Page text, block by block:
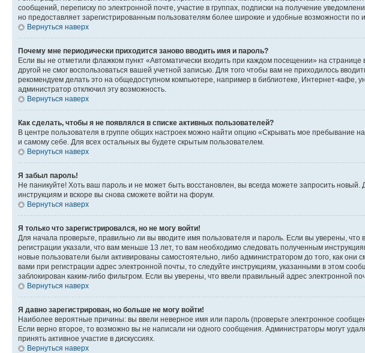
сообщений, переписку по электронной почте, участие в группах, подписки на получение
но предоставляет зарегистрированным пользователям более широкие и удобные возможности
Вернуться наверх
Почему мне периодически приходится заново вводить имя и пароль?
Если вы не отметили флажком пункт «Автоматически входить при каждом посещении» на
другой не смог воспользоваться вашей учетной записью. Для того чтобы вам не приходилось
рекомендуем делать это на общедоступном компьютере, например в библиотеке, Интернет-кафе,
администратор отключил эту возможность.
Вернуться наверх
Как сделать, чтобы я не появлялся в списке активных пользователей?
В центре пользователя в группе общих настроек можно найти опцию «Скрывать мое пребывание
и самому себе. Для всех остальных вы будете скрытым пользователем.
Вернуться наверх
Я забыл пароль!
Не паникуйте! Хоть ваш пароль и не может быть восстановлен, вы всегда можете запросить
инструкциям и вскоре вы снова сможете войти на форум.
Вернуться наверх
Я только что зарегистрировался, но не могу войти!
Для начала проверьте, правильно ли вы вводите имя пользователя и пароль. Если вы уверены,
регистрации указали, что вам меньше 13 лет, то вам необходимо следовать полученным
новые пользователи были активированы самостоятельно, либо администратором до того, как
вами при регистрации адрес электронной почты, то следуйте инструкциям, указанными в этом
заблокирован каким-либо фильтром. Если вы уверены, что ввели правильный адрес электронной
Вернуться наверх
Я давно зарегистрирован, но больше не могу войти!
Наиболее вероятные причины: вы ввели неверное имя или пароль (проверьте электронное
Если верно второе, то возможно вы не написали ни одного сообщения. Администраторы могут
принять активное участие в дискуссиях.
Вернуться наверх